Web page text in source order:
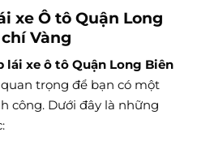
xe Ô tô Quận Long
Vàng
lái xe ô tô Quận Long Biên
trọng để bạn có một
công. Dưới đây là những